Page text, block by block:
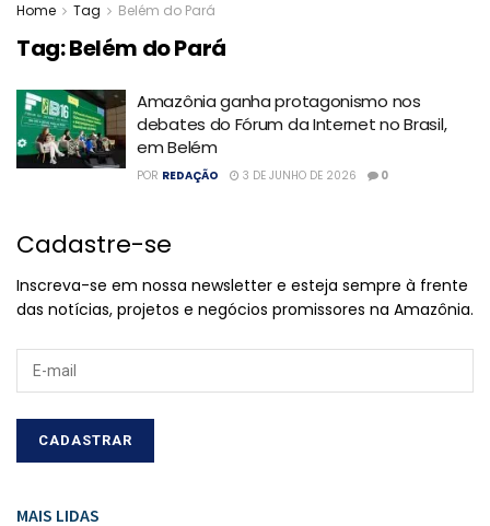
Home Tag Belém do Pará
Tag:Belém do Pará
Amazônia ganha protagonismo nos
debates do Fórum da Internet no Brasil,
em Belém
POR REDAÇÃO 3 DE JUNHO DE 2026 0
Cadastre-se
Inscreva-se em nossa newsletter e esteja sempre à frente
das notícias, projetos e negócios promissores na Amazônia.
MAIS LIDAS